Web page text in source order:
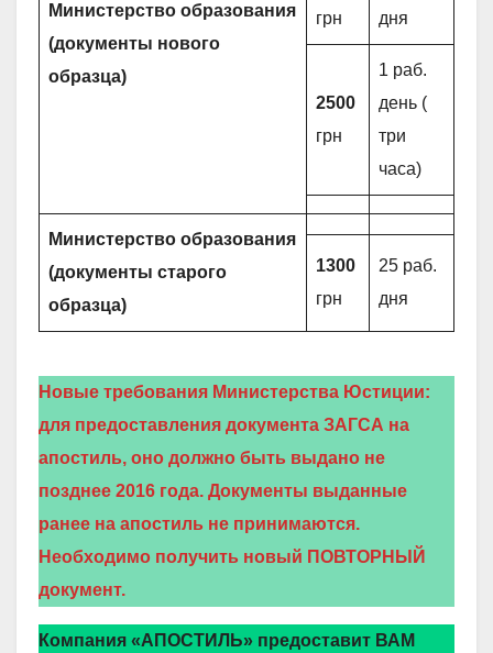
Министерство образования
(документы нового
образца)
грн
дня
2500
грн
1 раб.
день (
три
часа)
Министерство образования
(документы старого
образца)
1300
грн
25 раб.
дня
Новые требования Министерства Юстиции:
для предоставления документа ЗАГСА на
апостиль, оно должно быть выдано не
позднее 2016 года. Документы выданные
ранее на апостиль не принимаются.
Необходимо получить новый ПОВТОРНЫЙ
документ.
Компания «АПОСТИЛЬ» предоставит ВАМ